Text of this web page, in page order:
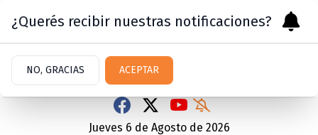
Jueves 6 de Agosto de 2026
¿Querés recibir nuestras notificaciones?
NO, GRACIAS ACEPTAR